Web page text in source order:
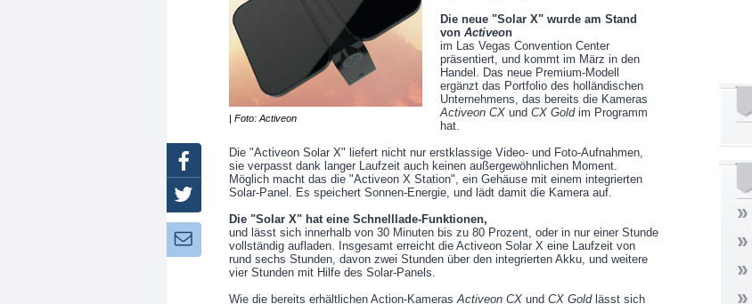
| Foto: Activeon
Die neue "Solar X" wurde am Stand
von Activeon
im Las Vegas Convention Center
präsentiert, und kommt im März in den
Handel. Das neue Premium-Modell
ergänzt das Portfolio des holländischen
Unternehmens, das bereits die Kameras
Activeon CX und CX Goldim Programm
hat.
Die "Activeon Solar X" liefert nicht nur erstklassige Video- und Foto-Aufnahmen,
sie verpasst dank langer Laufzeit auch keinen außergewöhnlichen Moment.
Möglich macht das die "Activeon X Station", ein Gehäuse mit einem integrierten
Solar-Panel. Es speichert Sonnen-Energie, und lädt damit die Kamera auf.
Die "Solar X" hat eine Schnelllade-Funktionen,
und lässt sich innerhalb von 30 Minuten bis zu 80 Prozent, oder in nur einer Stunde
vollständig aufladen. Insgesamt erreicht die Activeon Solar X eine Laufzeit von
rund sechs Stunden, davon zwei Stunden über den integrierten Akku, und weitere
vier Stunden mit Hilfe des Solar-Panels.
Wie die bereits erhältlichen Action-KamerasActiveon CX und CX Goldlässt sich
Facebook
Twitter
Newsletter: